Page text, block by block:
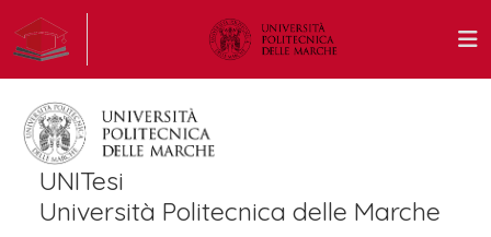
UNITesi
Università Politecnica delle Marche